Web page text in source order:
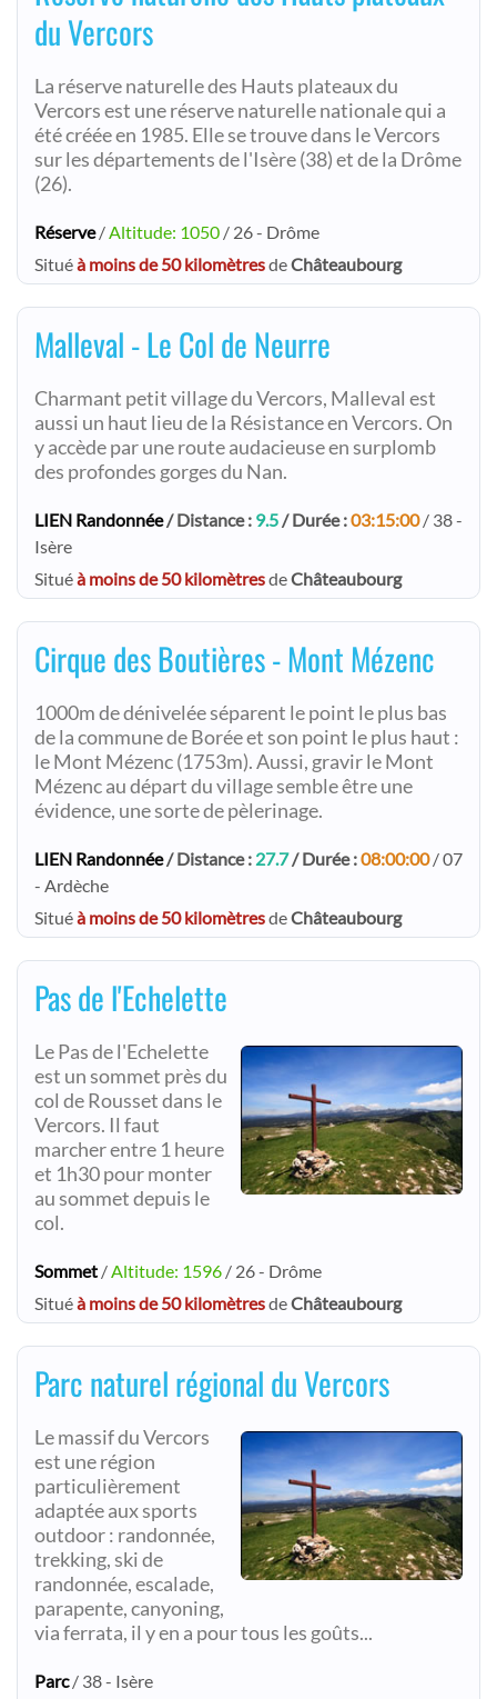
du Vercors
La réserve naturelle des Hauts plateaux du
Vercors est une réserve naturelle nationale qui a
été créée en 1985. Elle se trouve dans le Vercors
sur les départements de l'Isère (38) et de la Drôme
(26).
Réserve/Altitude: 1050 / 26 - Drôme
Situéà moins de 50 kilomètresdeChâteaubourg
Malleval - Le Col de Neurre
Charmant petit village du Vercors, Malleval est
aussi un haut lieu de la Résistance en Vercors. On
y accède par une route audacieuse en surplomb
des profondes gorges du Nan.
LIEN Randonnée/ Distance : 9.5/ Durée :03:15:00/ 38 -
Isère
Situéà moins de 50 kilomètresdeChâteaubourg
Cirque des Boutières - Mont Mézenc
1000m de dénivelée séparent le point le plus bas
de la commune de Borée et son point le plus haut :
le Mont Mézenc (1753m). Aussi, gravir le Mont
Mézenc au départ du village semble être une
évidence, une sorte de pèlerinage.
LIEN Randonnée/ Distance : 27.7/ Durée :08:00:00/ 07
- Ardèche
Situéà moins de 50 kilomètresdeChâteaubourg
Pas de l'Echelette
Le Pas de l'Echelette
est un sommet près du
col de Rousset dans le
Vercors. Il faut
marcher entre 1 heure
et 1h30 pour monter
au sommet depuis le
col.
Sommet /Altitude: 1596 / 26 - Drôme
Situéà moins de 50 kilomètresdeChâteaubourg
Parc naturel régional du Vercors
Le massif du Vercors
est une région
particulièrement
adaptée aux sports
outdoor : randonnée,
trekking, ski de
randonnée, escalade,
parapente, canyoning,
via ferrata, il y en a pour tous les goûts...
Parc/ 38 - Isère